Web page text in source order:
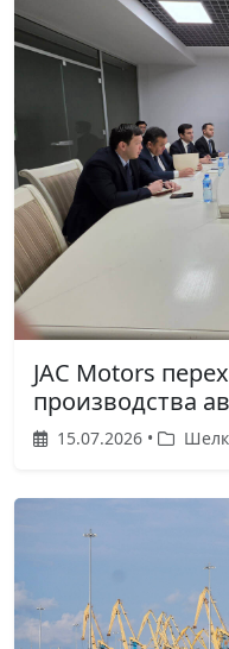
JAC Motors
производства
15.07.2026 •